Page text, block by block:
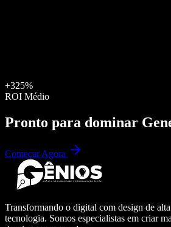
+325%
ROI Médio
Pronto para dominar
Começar Agora
Transformando o digital com design de
tecnologia. Somos especialistas em criar